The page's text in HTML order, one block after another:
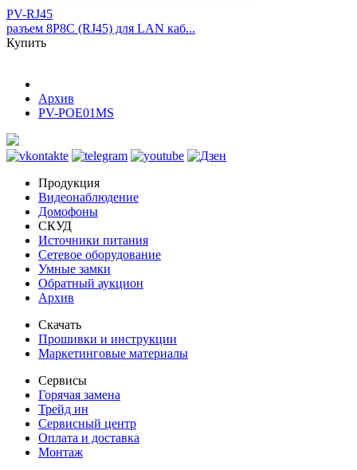
PV-RJ45
разъем 8P8C (RJ45) для LAN каб...
Купить
Архив
PV-POE01MS
Продукция
Видеонаблюдение
Домофоны
СКУД
Источники питания
Сетевое оборудование
Умные замки
Обратный аукцион
Архив
Скачать
Прошивки и инструкции
Маркетинговые материалы
Сервисы
Горячая замена
Трейд ин
Сервисный центр
Оплата и доставка
Монтаж